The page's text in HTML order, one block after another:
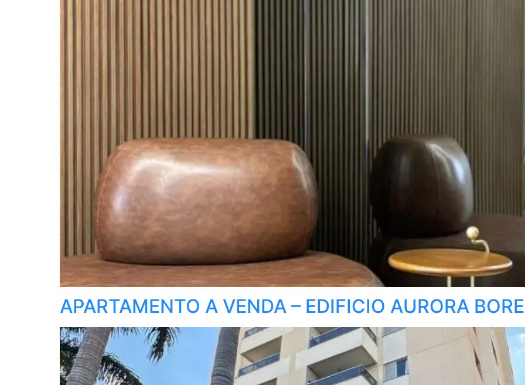
APARTAMENTO A VENDA – EDIFICIO AURORA